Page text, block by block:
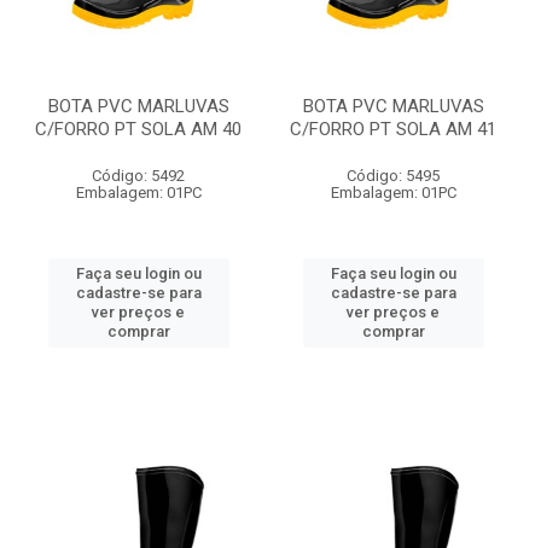
BOTA PVC MARLUVAS
C/FORRO PT SOLA AM 40
Código: 5492
Embalagem: 01PC
Faça seu login ou
cadastre-se para
ver preços e
comprar
BOTA PVC MARLUVAS
C/FORRO PT SOLA AM 41
Código: 5495
Embalagem: 01PC
Faça seu login ou
cadastre-se para
ver preços e
comprar